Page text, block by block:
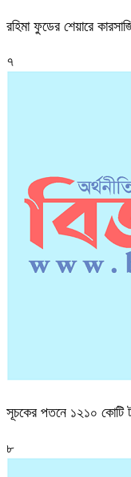
রহিমা ফুডের শেয়ারে
৭
সূচকের পতনে ১২১০ কোটি
৮